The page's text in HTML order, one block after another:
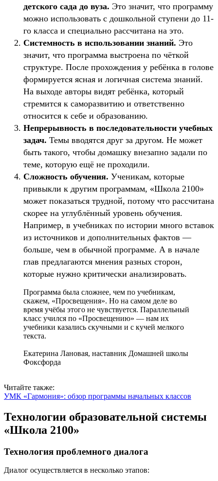
детского сада до вуза. Это значит, что программу
можно использовать с дошкольной ступени до 11-
го класса и специально рассчитана на это.
Системность в использовании знаний. Это
значит, что программа выстроена по чёткой
структуре. После прохождения у ребёнка в голове
формируется ясная и логичная система знаний.
На выходе авторы видят ребёнка, который
стремится к саморазвитию и ответственно
относится к себе и образованию.
Непрерывность в последовательности учебных
задач. Темы вводятся друг за другом. Не может
быть такого, чтобы домашку внезапно задали по
теме, которую ещё не проходили.
Сложность обучения. Ученикам, которые
привыкли к другим программам, «Школа 2100»
может показаться трудной, потому что рассчитана
скорее на углублённый уровень обучения.
Например, в учебниках по истории много вставок
из источников и дополнительных фактов —
больше, чем в обычной программе. А в начале
глав предлагаются мнения разных сторон,
которые нужно критически анализировать.
Программа была сложнее, чем по учебникам,
скажем, «Просвещения». Но на самом деле во
время учёбы этого не чувствуется. Параллельный
класс учился по «Просвещению» — нам их
учебники казались скучными и с кучей мелкого
текста.
Екатерина Лановая, наставник Домашней школы
Фоксфорда
Читайте также:
УМК «Гармония»: обзор программы начальных классов
Технологии образовательной системы
«Школа 2100»
Технология проблемного диалога
Диалог осуществляется в несколько этапов: